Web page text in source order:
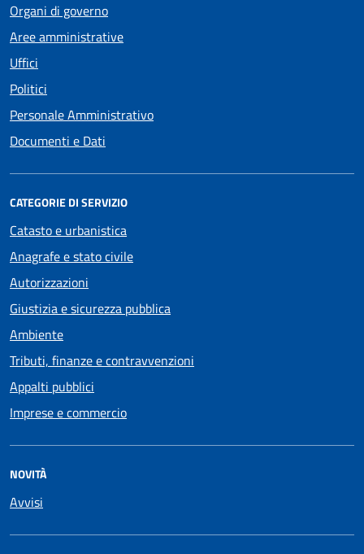
Organi di governo
Aree amministrative
Uffici
Politici
Personale Amministrativo
Documenti e Dati
CATEGORIE DI SERVIZIO
Catasto e urbanistica
Anagrafe e stato civile
Autorizzazioni
Giustizia e sicurezza pubblica
Ambiente
Tributi, finanze e contravvenzioni
Appalti pubblici
Imprese e commercio
NOVITÀ
Avvisi